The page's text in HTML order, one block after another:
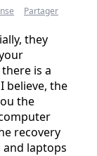
Partager
they
is a
believe, the
the
recovery
laptops